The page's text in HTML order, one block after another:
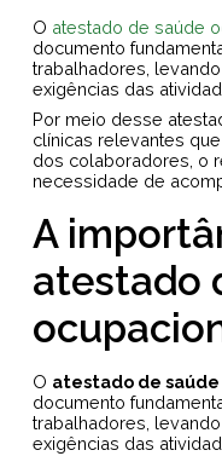
O atestado de saúde
documento
trabalhadores,
exigências das
Por meio desse
clínicas relevantes
dos colaboradores, o
necessidade de
A
atestado
O atestado de
documento
trabalhadores,
exigências das